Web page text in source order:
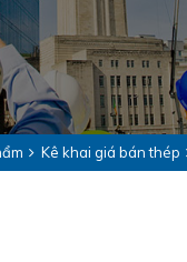
Kê khai giá bán thép